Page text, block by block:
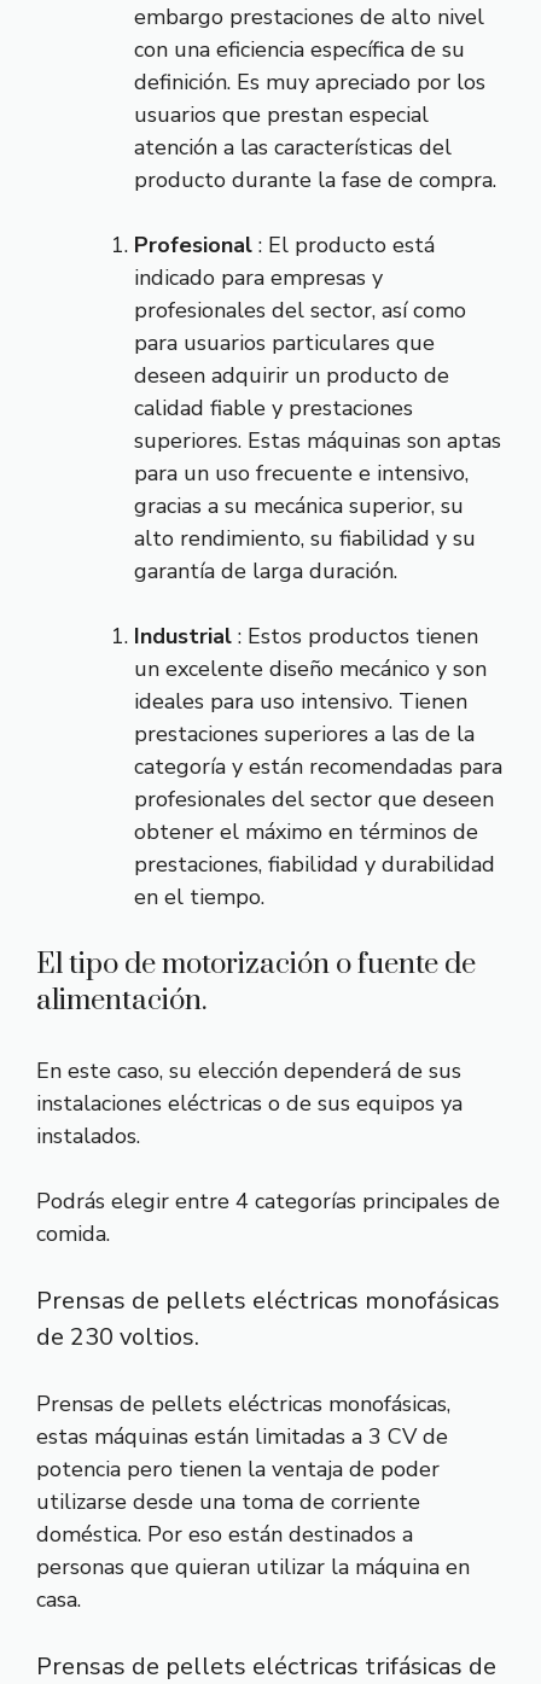
embargo prestaciones de alto nivel
con una eficiencia específica de su
definición. Es muy apreciado por los
usuarios que prestan especial
atención a las características del
producto durante la fase de compra.
Profesional : El producto está
indicado para empresas y
profesionales del sector, así como
para usuarios particulares que
deseen adquirir un producto de
calidad fiable y prestaciones
superiores. Estas máquinas son aptas
para un uso frecuente e intensivo,
gracias a su mecánica superior, su
alto rendimiento, su fiabilidad y su
garantía de larga duración.
Industrial : Estos productos tienen
un excelente diseño mecánico y son
ideales para uso intensivo. Tienen
prestaciones superiores a las de la
categoría y están recomendadas para
profesionales del sector que deseen
obtener el máximo en términos de
prestaciones, fiabilidad y durabilidad
en el tiempo.
El tipo de motorización o fuente de
alimentación.
En este caso, su elección dependerá de sus
instalaciones eléctricas o de sus equipos ya
instalados.
Podrás elegir entre 4 categorías principales de
comida.
Prensas de pellets eléctricas monofásicas
de 230 voltios.
Prensas de pellets eléctricas monofásicas,
estas máquinas están limitadas a 3 CV de
potencia pero tienen la ventaja de poder
utilizarse desde una toma de corriente
doméstica. Por eso están destinados a
personas que quieran utilizar la máquina en
casa.
Prensas de pellets eléctricas trifásicas de